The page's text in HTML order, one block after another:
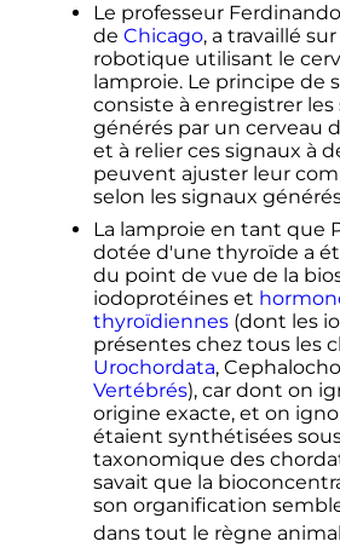
Le professeur
de Chicago, a travaillé
robotique utilisant le
lamproie. Le principe de
consiste à enregistrer les
générés par un cerveau
et à relier ces signaux à
peuvent ajuster leur
selon les signaux
La lamproie en tant que
dotée d'une thyroïde a
du point de vue de la
iodoprotéines et
thyroïdiennes(dont les
présentes chez tous les
Urochordata,
Vertébrés), car dont on
origine exacte, et on
étaient synthétisées
taxonomique des
savait que la
son organification
dans tout le règne animal